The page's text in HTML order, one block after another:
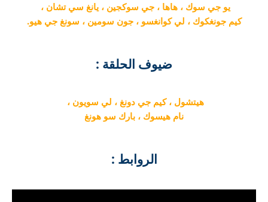
يو جي سوك ، هاها ، جي سوكجين ، يانغ سي تشان ،
كيم جونغكوك ، لي كوانغسو ، جون سومين ، سونغ جي هيو.
ضيوف الحلقة :
هيتشول ، كيم جي دونغ ، لي سويون ،
نام هيسوك ، بارك سو هونغ
الروابط :